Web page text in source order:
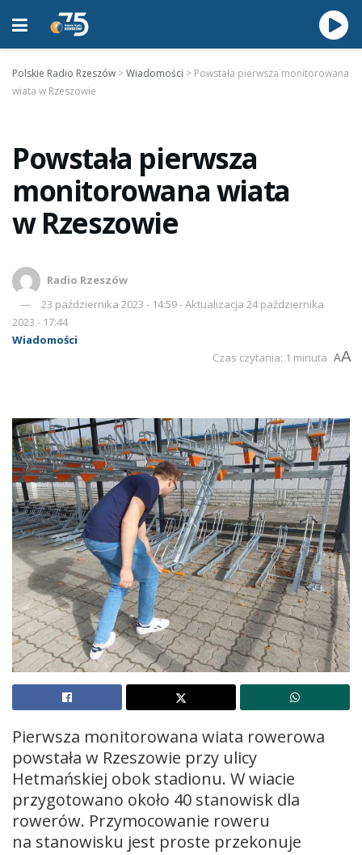
Polskie Radio Rzeszów >Wiadomości > Powstała pierwsza monitorowana
wiata w Rzeszowie
Powstała pierwsza
monitorowana wiata
w Rzeszowie
Radio Rzeszów
23 października 2023 - 14:59 - Aktualizacja 24 października
2023 - 17:44
Wiadomości
Czas czytania: 1 minuta AA
Pierwsza monitorowana wiata rowerowa
powstała w Rzeszowie przy ulicy
Hetmańskiej obok stadionu. W wiacie
przygotowano około 40 stanowisk dla
rowerów. Przymocowanie roweru
na stanowisku jest proste przekonuje